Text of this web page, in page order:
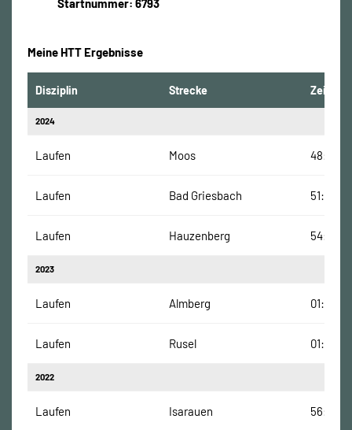
Startnummer: 6793
Meine HTT Ergebnisse
Disziplin Strecke Zeit
2024
Laufen Moos 48:38
Laufen Bad Griesbach 51:00
Laufen Hauzenberg 54:23
2023
Laufen Almberg
Laufen Rusel
2022
Laufen Isarauen 56:30